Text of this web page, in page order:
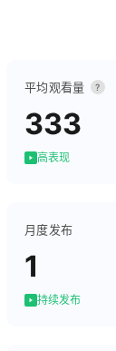
平均观看量 ?
333
高表现
月度发布
1
持续发布